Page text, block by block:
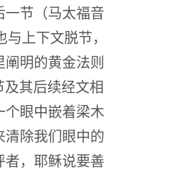
一节（马太福音
上下文脱节，
明的黄金法则
其后续经文相
个眼中嵌着梁木
清除我们眼中的
，耶稣说要善